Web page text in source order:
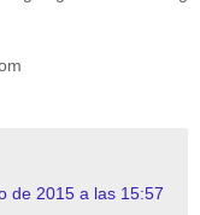
de 2015 a las 15:57